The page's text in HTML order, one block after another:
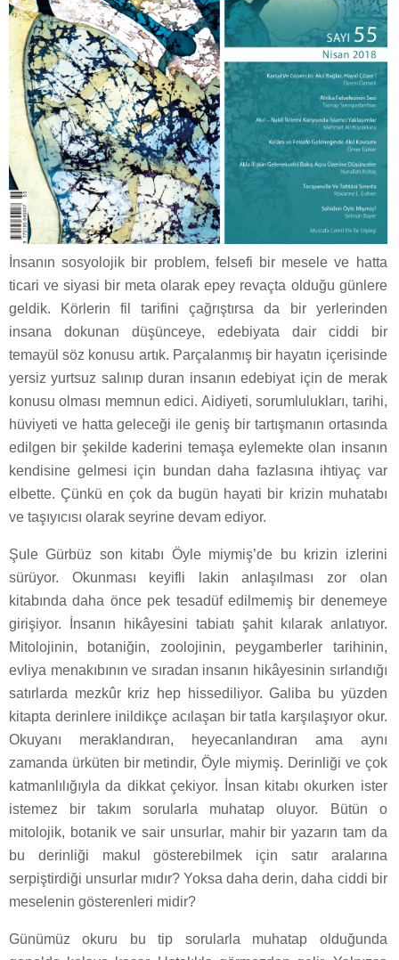
İnsanın sosyolojik bir problem, felsefi bir mesele ve hatta
ticari ve siyasi bir meta olarak epey revaçta olduğu günlere
geldik. Körlerin fil tarifini çağrıştırsa da bir yerlerinden
insana dokunan düşünceye, edebiyata dair ciddi bir
temayül söz konusu artık. Parçalanmış bir hayatın içerisinde
yersiz yurtsuz salınıp duran insanın edebiyat için de merak
konusu olması memnun edici. Aidiyeti, sorumlulukları, tarihi,
hüviyeti ve hatta geleceği ile geniş bir tartışmanın ortasında
edilgen bir şekilde kaderini temaşa eylemekte olan insanın
kendisine gelmesi için bundan daha fazlasına ihtiyaç var
elbette. Çünkü en çok da bugün hayati bir krizin muhatabı
ve taşıyıcısı olarak seyrine devam ediyor.
Şule Gürbüz son kitabı Öyle miymiş’de bu krizin izlerini
sürüyor. Okunması keyifli lakin anlaşılması zor olan
kitabında daha önce pek tesadüf edilmemiş bir denemeye
girişiyor. İnsanın hikâyesini tabiatı şahit kılarak anlatıyor.
Mitolojinin, botaniğin, zoolojinin, peygamberler tarihinin,
evliya menakıbının ve sıradan insanın hikâyesinin sırlandığı
satırlarda mezkûr kriz hep hissediliyor. Galiba bu yüzden
kitapta derinlere inildikçe acılaşan bir tatla karşılaşıyor okur.
Okuyanı meraklandıran, heyecanlandıran ama aynı
zamanda ürküten bir metindir, Öyle miymiş. Derinliği ve çok
katmanlılığıyla da dikkat çekiyor. İnsan kitabı okurken ister
istemez bir takım sorularla muhatap oluyor. Bütün o
mitolojik, botanik ve sair unsurlar, mahir bir yazarın tam da
bu derinliği makul gösterebilmek için satır aralarına
serpiştirdiği unsurlar mıdır? Yoksa daha derin, daha ciddi bir
meselenin gösterenleri midir?
Günümüz okuru bu tip sorularla muhatap olduğunda